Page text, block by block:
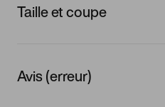
Taille et coupe
Avis (erreur)